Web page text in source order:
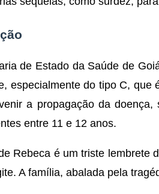
de Estado da Saúde de
especialmente do tipo C, que
a propagação da
entre 11 e 12 anos.
Rebeca é um triste lembrete
A família, abalada pela